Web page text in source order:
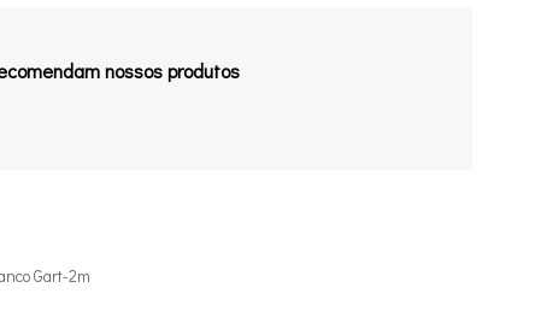
nossos produtos
Gart-2m